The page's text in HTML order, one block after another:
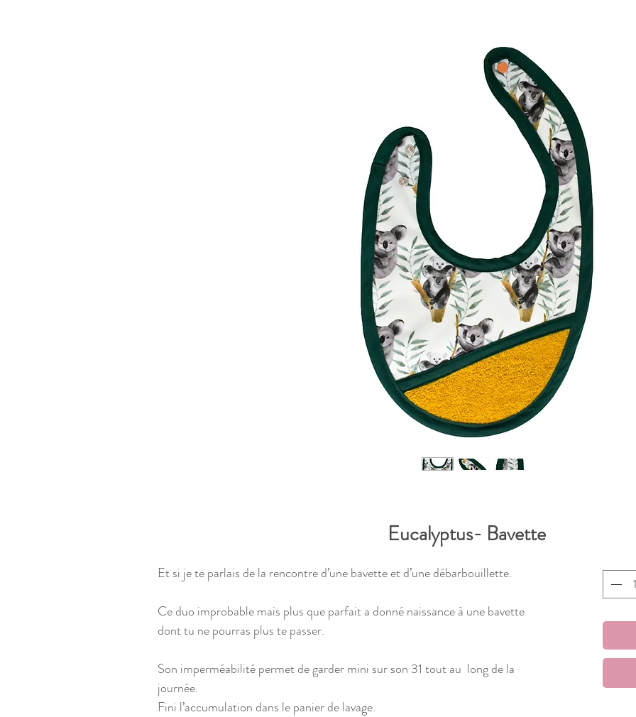
Eucalyptus- Bavette
Et si je te parlais de la rencontre d’une bavette et d’une débarbouillette.
Ce duo improbable mais plus que parfait a donné naissance à une bavette
dont tu ne pourras plus te passer.
Son imperméabilité permet de garder mini sur son 31 tout au long de la
journée.
Fini l’accumulation dans le panier de lavage.